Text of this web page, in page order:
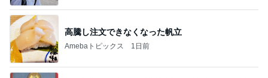
高騰し注文できなくなった帆立
Amebaトピックス 1日前